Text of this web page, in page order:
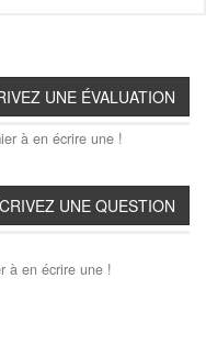
à en écrire une !
à en écrire une !